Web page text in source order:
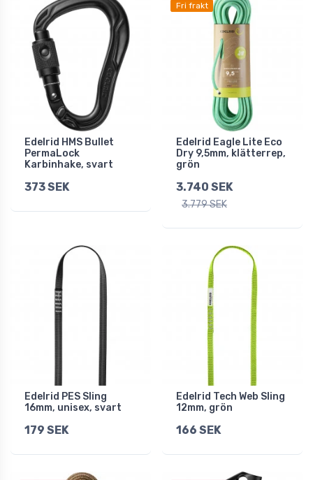
Edelrid HMS Bullet
PermaLock
Karbinhake, svart
373 SEK
Fri frakt
Edelrid Eagle Lite Eco
Dry 9,5mm, klätterrep,
grön
3.740 SEK
3.779 SEK
Edelrid PES Sling
16mm, unisex, svart
179 SEK
Edelrid Tech Web Sling
12mm, grön
166 SEK